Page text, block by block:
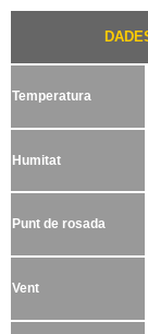
Temperatura
Humitat
Punt de rosada
Vent